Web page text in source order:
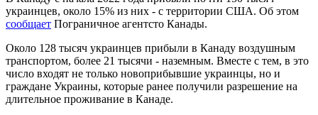
украинцев, около 15% из них - с территории США. Об этом
сообщает Пограничное агентсто Канады.
Около 128 тысяч украинцев прибыли в Канаду воздушным
транспортом, более 21 тысячи - наземным. Вместе с тем, в это
число входят не только новоприбывшие украинцы, но и
граждане Украины, которые ранее получили разрешение на
длительное проживание в Канаде.